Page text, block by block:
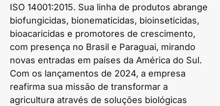
ISO 14001:2015. Sua linha de produtos abrange
biofungicidas, bionematicidas, bioinseticidas,
bioacaricidas e promotores de crescimento,
com presença no Brasil e Paraguai, mirando
novas entradas em países da América do Sul.
Com os lançamentos de 2024, a empresa
reafirma sua missão de transformar a
agricultura através de soluções biológicas